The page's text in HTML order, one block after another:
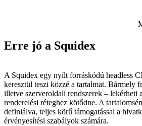
Erre jó a Squidex
A Squidex egy nyílt forráskódú headless
keresztül teszi közzé a tartalmat. Bármely
illetve szerveroldali rendszerek – lekérheti
renderelési réteghez kötődne. A
definiálva, teljes körű támogatással a
érvényesítési szabályok számára.